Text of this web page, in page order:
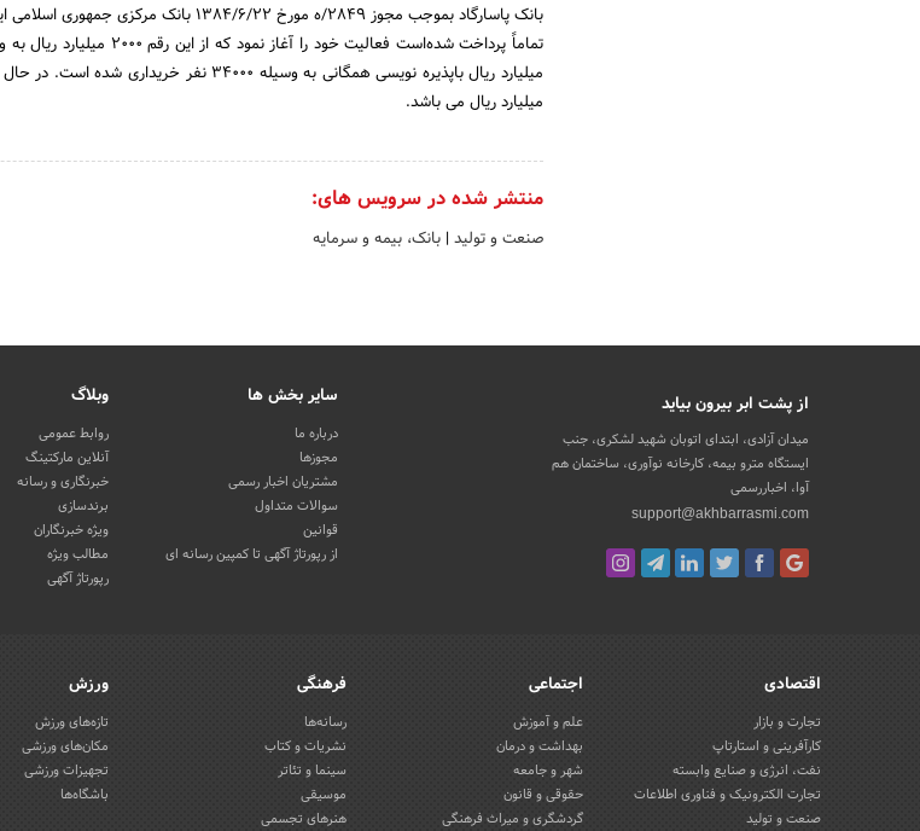
میلیارد ریال می باشد.
منتشر شده در سرویس های:
صنعت و تولید | بانک، بیمه و سرمایه
از پشت ابر بیرون بیاید
میدان آزادی، ابتدای اتوبان شهید لشکری، جنب
ایستگاه مترو بیمه، کارخانه نوآوری، ساختمان هم
آوا، اخباررسمی
support@akhbarrasmi.com
سایر بخش ها
درباره ما
مجوزها
مشتریان اخبار رسمی
سوالات متداول
قوانین
از رپورتاژ آگهی تا کمپین رسانه ای
وبلاگ
روابط عمومی
آنلاین مارکتینگ
خبرنگاری و رسانه
برندسازی
ویژه خبرنگاران
مطالب ویژه
رپورتاژ آگهی
اقتصادی
تجارت و بازار
کارآفرینی و استارتاپ
نفت، انرژی و صنایع وابسته
تجارت الکترونیک و فناوری اطلاعات
صنعت و تولید
اجتماعی
علم و آموزش
بهداشت و درمان
شهر و جامعه
حقوقی و قانون
گردشگری و میراث فرهنگی
فرهنگی
رسانه‌ها
نشریات و کتاب
سینما و تئاتر
موسیقی
هنرهای تجسمی
ورزش
تازه‌های ورزش
مکان‌های ورزشی
تجهیزات ورزشی
باشگاه‌ها